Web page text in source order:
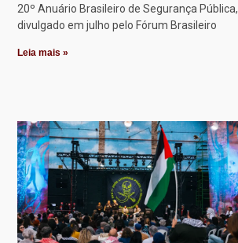
20º Anuário Brasileiro de Segurança Pública,
divulgado em julho pelo Fórum Brasileiro
Leia mais »